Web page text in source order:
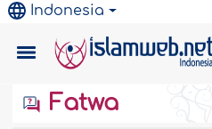
Indonesia
Fatwa